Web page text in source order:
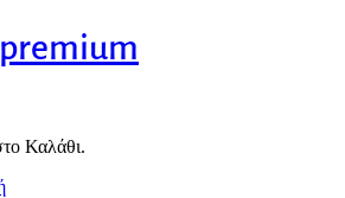
Καλάθι.